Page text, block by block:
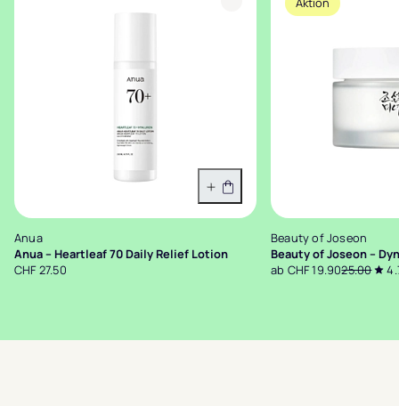
In den Warenkorb
Anua
Anua – Heartleaf 70 Daily Relief Lotion
CHF 27.50
Beauty of Joseon
Beauty of Joseon –
ab CHF 19.9025.00